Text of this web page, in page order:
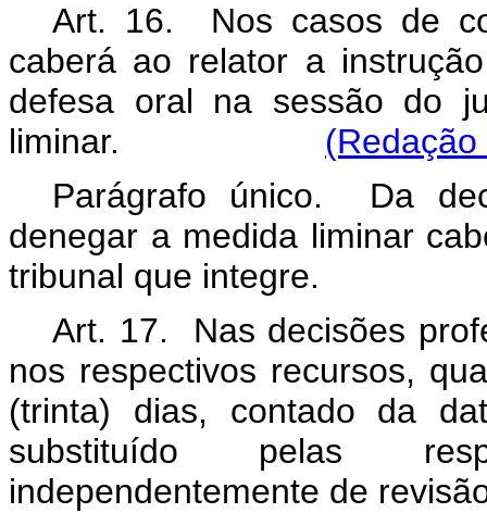
Art. 16. Nos casos de
caberá ao relator a
defesa oral na sessão do
liminar.
Parágrafo único. Da
denegar a medida liminar
tribunal que integre.
Art. 17. Nas decisões
nos respectivos recursos,
(trinta) dias, contado da
substituído pelas
independentemente de